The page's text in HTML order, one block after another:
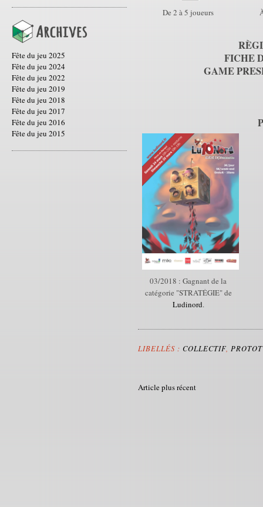
Fête du jeu 2025
Fête du jeu 2024
Fête du jeu 2022
Fête du jeu 2019
Fête du jeu 2018
Fête du jeu 2017
Fête du jeu 2016
Fête du jeu 2015
De 2 à 5 joueurs
FICHE
GAME
03/2018 : Gagnant de la
catégorie "STRATÉGIE" de
Ludinord.
LIBELLÉS :COLLECTIF
Article plus récent